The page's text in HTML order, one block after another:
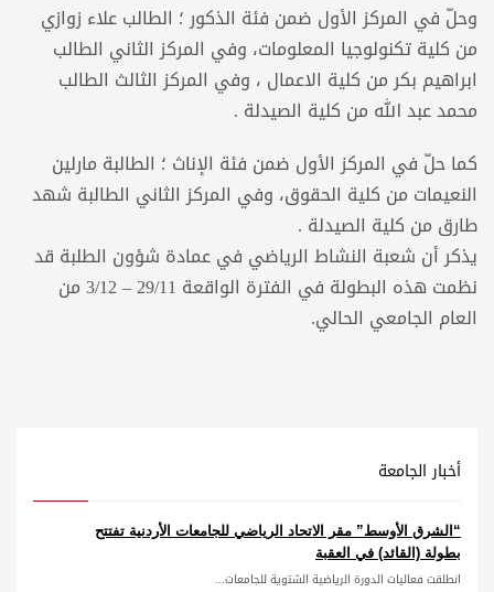
وحلّ في المركز الأول ضمن فئة الذكور ؛ الطالب علاء زوازي
من كلية تكنولوجيا المعلومات، وفي المركز الثاني الطالب
ابراهيم بكر من كلية الاعمال ، وفي المركز الثالث الطالب
محمد عبد الله من كلية الصيدلة .
كما حلّ في المركز الأول ضمن فئة الإناث ؛ الطالبة مارلين
النعيمات من كلية الحقوق، وفي المركز الثاني الطالبة شهد
طارق من كلية الصيدلة .
يذكر أن شعبة النشاط الرياضي في عمادة شؤون الطلبة قد
نظمت هذه البطولة في الفترة الواقعة 29/11 – 3/12 من
العام الجامعي الحالي.
أخبار الجامعة
“الشرق الأوسط” مقر الاتحاد الرياضي للجامعات الأردنية تفتتح
بطولة (القائد) في العقبة
انطلقت فعاليات الدورة الرياضية الشتوية للجامعات...